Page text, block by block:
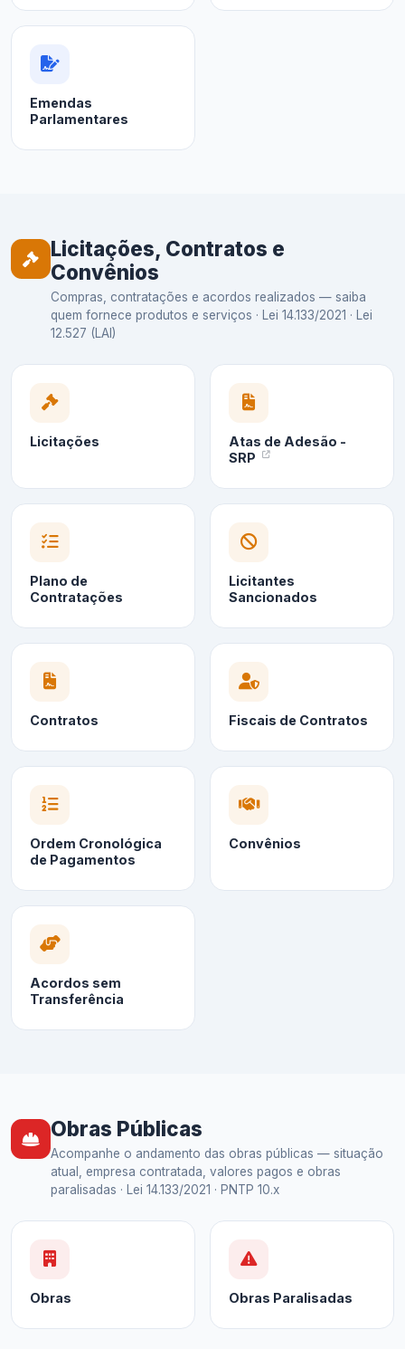
Emendas
Parlamentares
Licitações, Contratos e
Convênios
Compras, contratações e acordos realizados — saiba
quem fornece produtos e serviços · Lei 14.133/2021 · Lei
12.527 (LAI)
Licitações
Atas de Adesão -
SRP
Plano de
Contratações
Licitantes
Sancionados
Contratos Fiscais de Contratos
Ordem Cronológica
de Pagamentos
Convênios
Acordos sem
Transferência
Obras Públicas
Acompanhe o andamento das obras públicas — situação
atual, empresa contratada, valores pagos e obras
paralisadas · Lei 14.133/2021 · PNTP 10.x
Obras Obras Paralisadas